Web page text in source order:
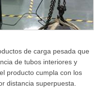
de carga pesada que
de tubos interiores y
producto cumpla con los
distancia superpuesta.